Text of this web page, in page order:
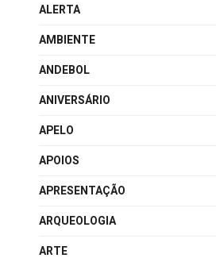
ALERTA
AMBIENTE
ANDEBOL
ANIVERSÁRIO
APELO
APOIOS
APRESENTAÇÃO
ARQUEOLOGIA
ARTE